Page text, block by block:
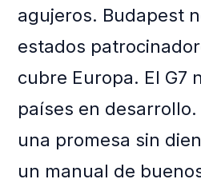
agujeros. Budapest
estados
cubre Europa. El G7
países en
una promesa sin
un manual de